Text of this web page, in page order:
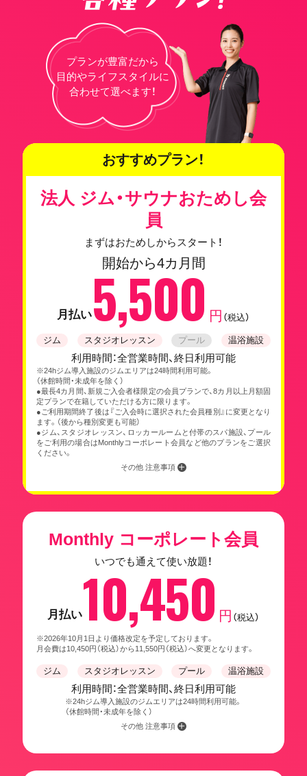
プランが豊富だから
目的やライフスタイルに
合わせて選べます！
おすすめプラン！
法人 ジム・サウナおためし会
員
まずはおためしからスタート！
開始から4カ月間
月払い5,500 円 （税込）
ジム スタジオレッスン プール 温浴施設
利用時間：全営業時間、終日利用可能
※24hジム導入施設のジムエリアは24時間利用可能。
（休館時間・未成年を除く）
●最長4カ月間、新規ご入会者様限定の会員プランで、8カ月以上月額固
定プランで在籍していただける方に限ります。
●ご利用期間終了後は『ご入会時に選択された会員種別』に変更となり
ます。（後から種別変更も可能）
●ジム、スタジオレッスン、ロッカールームと付帯のスパ施設、プール
をご利用の場合はMonthlyコーポレート会員など他のプランをご選択
ください。
その他 注意事項
Monthly コーポレート会員
いつでも通えて使い放題！
月払い10,450 円 （税込）
※2026年10月1日より価格改定を予定しております。
月会費は10,450円（税込）から11,550円（税込）へ変更となります。
ジム スタジオレッスン プール 温浴施設
利用時間：全営業時間、終日利用可能
※24hジム導入施設のジムエリアは24時間利用可能。
（休館時間・未成年を除く）
その他 注意事項